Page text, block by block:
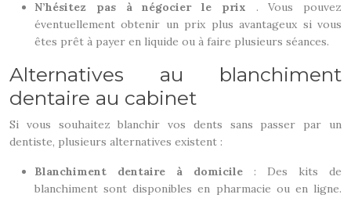
N’hésitez pas à négocier le prix . Vous pouvez
éventuellement obtenir un prix plus avantageux si vous
êtes prêt à payer en liquide ou à faire plusieurs séances.
Alternatives au blanchiment
dentaire au cabinet
Si vous souhaitez blanchir vos dents sans passer par un
dentiste, plusieurs alternatives existent :
Blanchiment dentaire à domicile : Des kits de
blanchiment sont disponibles en pharmacie ou en ligne.